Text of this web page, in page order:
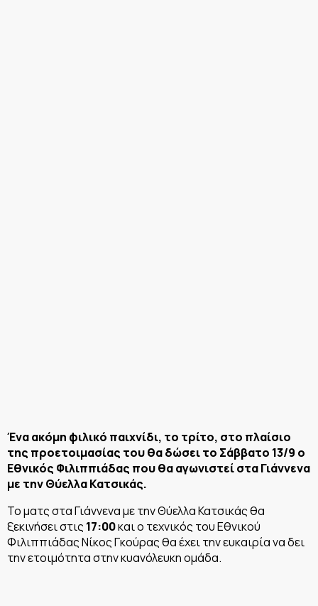
Ένα ακόμη φιλικό παιχνίδι, το τρίτο, στο πλαίσιο
της προετοιμασίας του θα δώσει το Σάββατο 13/9 ο
Εθνικός Φιλιππιάδας που θα αγωνιστεί στα Γιάννενα
με την Θύελλα Κατσικάς.
Το ματς στα Γιάννενα με την Θύελλα Κατσικάς θα
ξεκινήσει στις 17:00και ο τεχνικός του Εθνικού
Φιλιππιάδας Νίκος Γκούρας θα έχει την ευκαιρία να δει
την ετοιμότητα στην κυανόλευκη ομάδα.